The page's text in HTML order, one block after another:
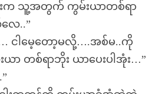
က သူ့အတွက် ကွမ်းယာတစ်ရာ
ေ..”
ငါမေ့တော့မလို့….အစ်မ..ကို
တစ်ရာဘိုး ယာပေးပါအုံး…”